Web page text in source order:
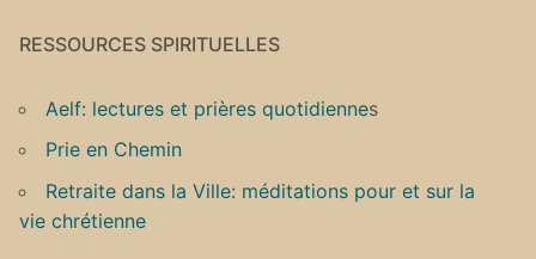
RESSOURCES SPIRITUELLES
Aelf: lectures et prières quotidiennes
Prie en Chemin
Retraite dans la Ville: méditations pour et sur la
vie chrétienne